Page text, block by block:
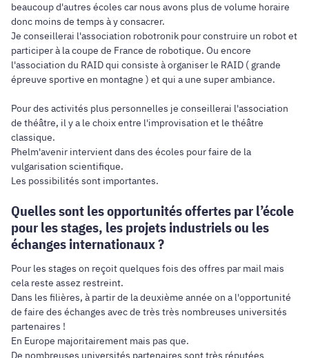
beaucoup d'autres écoles car nous avons plus de volume horaire
donc moins de temps à y consacrer.
Je conseillerai l'association robotronik pour construire un robot et
participer à la coupe de France de robotique. Ou encore
l'association du RAID qui consiste à organiser le RAID ( grande
épreuve sportive en montagne ) et qui a une super ambiance.
Pour des activités plus personnelles je conseillerai l'association
de théâtre, il y a le choix entre l'improvisation et le théâtre
classique.
Phelm'avenir intervient dans des écoles pour faire de la
vulgarisation scientifique.
Les possibilités sont importantes.
Quelles sont les opportunités offertes par l’école
pour les stages, les projets industriels ou les
échanges internationaux ?
Pour les stages on reçoit quelques fois des offres par mail mais
cela reste assez restreint.
Dans les filières, à partir de la deuxième année on a l'opportunité
de faire des échanges avec de très très nombreuses universités
partenaires !
En Europe majoritairement mais pas que.
De nombreuses universités partenaires sont très réputées